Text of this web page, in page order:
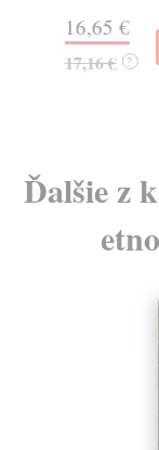
16,65 €
17,16 € ?
Ďalšie z